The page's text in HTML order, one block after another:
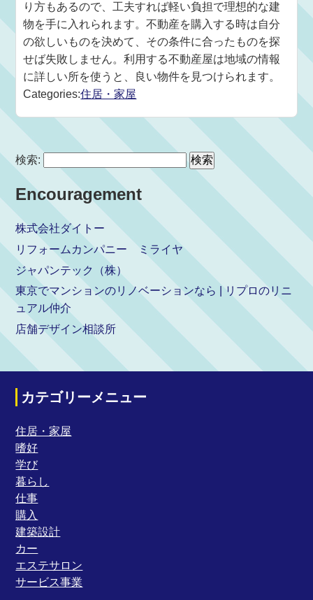
り方もあるので、工夫すれば軽い負担で理想的な建
物を手に入れられます。不動産を購入する時は自分
の欲しいものを決めて、その条件に合ったものを探
せば失敗しません。利用する不動産屋は地域の情報
に詳しい所を使うと、良い物件を見つけられます。
Categories:住居・家屋
検索:
Encouragement
株式会社ダイトー
リフォームカンパニー ミライヤ
ジャパンテック（株）
東京でマンションのリノベーションなら | リプロのリニ
ュアル仲介
店舗デザイン相談所
カテゴリーメニュー
住居・家屋
嗜好
学び
暮らし
仕事
購入
建築設計
カー
エステサロン
サービス事業